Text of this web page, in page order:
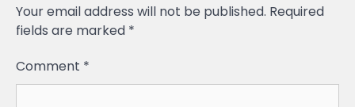
Your email address will not be published. Required
fields are marked *
Comment *